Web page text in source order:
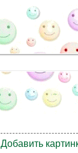
Добавить